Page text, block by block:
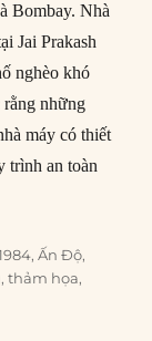
Bombay. Nhà
Jai Prakash
nghèo khó
rằng những
máy có thiết
trình an toàn
Nổ tại nhà máy
,Ấn Độ,
,thảm họa,